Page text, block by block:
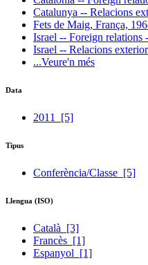
Catalunya -- Relacions
Fets de Maig, França,
Israel -- Foreign relations
Israel -- Relacions
...Veure'n més
Data
2011 [5]
Tipus
Conferència/Classe [5]
Llengua (ISO)
Català [3]
Francès [1]
Espanyol [1]